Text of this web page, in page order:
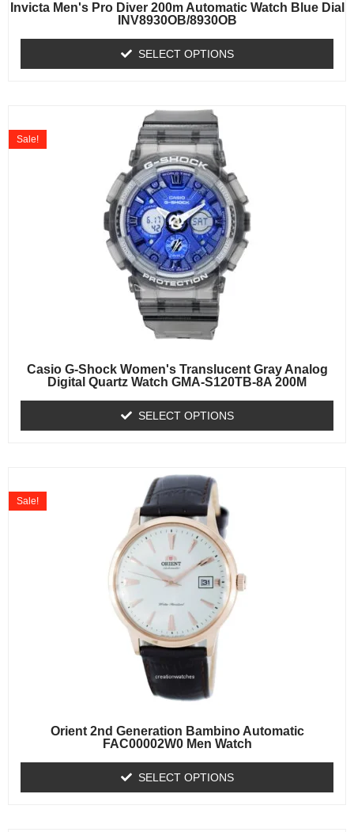
Invicta Men's Pro Diver 200m Automatic Watch Blue Dial
INV8930OB/8930OB
SELECT OPTIONS
Casio G-Shock Women's Translucent Gray Analog
Digital Quartz Watch GMA-S120TB-8A 200M
Sale!
SELECT OPTIONS
Orient 2nd Generation Bambino Automatic
FAC00002W0 Men Watch
Sale!
SELECT OPTIONS